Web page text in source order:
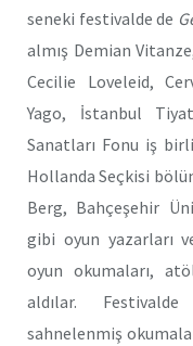
seneki festivalde de
almış Demian
Cecilie Loveleid,
Yago, İstanbul
Sanatları Fonu iş
Hollanda Seçkisi
Berg, Bahçeşehir
gibi oyun yazarları
oyun okumaları,
aldılar.
sahnelenmiş